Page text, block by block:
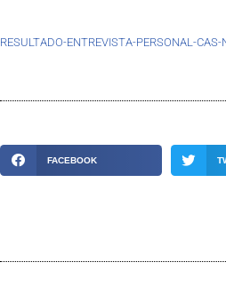
RESULTADO-ENTREVISTA-PERSONAL-
FACEBOOK